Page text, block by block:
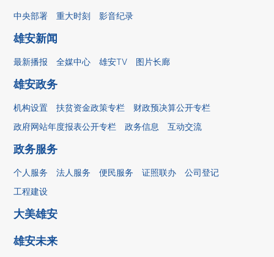
中央部署 重大时刻 影音纪录
雄安新闻
最新播报 全媒中心 雄安TV 图片长廊
雄安政务
机构设置 扶贫资金政策专栏
财政预决算公开专栏
政府网站年度报表公开专栏
政务信息 互动交流
政务服务
个人服务 法人服务 便民服务 证照联办
公司登记
工程建设
大美雄安
雄安未来